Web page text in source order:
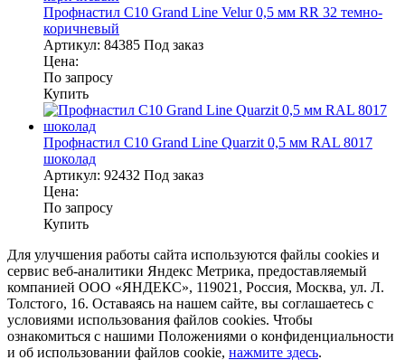
Профнастил С10 Grand Line Velur 0,5 мм RR 32 темно-
коричневый
Артикул: 84385 Под заказ
Цена:
По запросу
Купить
Профнастил С10 Grand Line Quarzit 0,5 мм RAL 8017
шоколад
Артикул: 92432 Под заказ
Цена:
По запросу
Купить
Для улучшения работы сайта используются файлы cookies и
сервис веб-аналитики Яндекс Метрика, предоставляемый
компанией ООО «ЯНДЕКС», 119021, Россия, Москва, ул. Л.
Толстого, 16. Оставаясь на нашем сайте, вы соглашаетесь с
условиями использования файлов cookies. Чтобы
ознакомиться с нашими Положениями о конфиденциальности
и об использовании файлов cookie, нажмите здесь.